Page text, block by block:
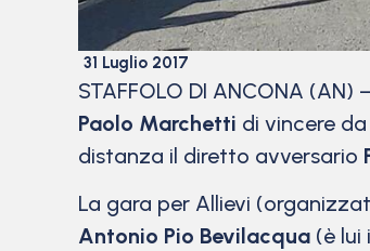
31 Luglio 2017
STAFFOLO DI ANCONA
Paolo Marchetti di vincere
distanza il diretto avversario
La gara per Allievi
Antonio Pio Bevilacqua (è lui